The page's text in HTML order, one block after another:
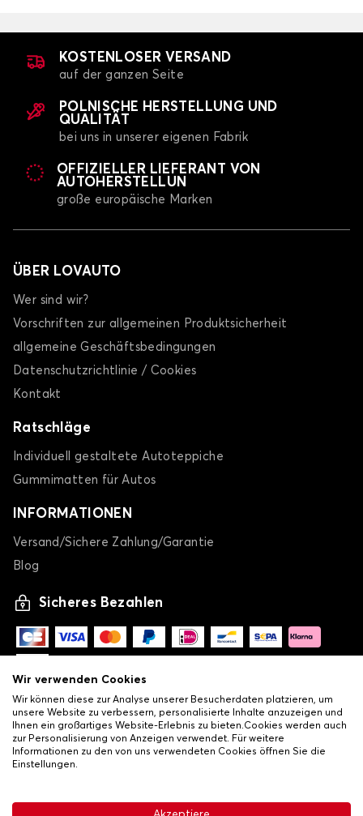
KOSTENLOSER VERSAND
auf der ganzen Seite
POLNISCHE HERSTELLUNG UND
QUALITÄT
bei uns in unserer eigenen Fabrik
OFFIZIELLER LIEFERANT VON
AUTOHERSTELLUN
große europäische Marken
ÜBER LOVAUTO
Wer sind wir?
Vorschriften zur allgemeinen Produktsicherheit
allgemeine Geschäftsbedingungen
Datenschutzrichtlinie / Cookies
Kontakt
Ratschläge
Individuell gestaltete Autoteppiche
Gummimatten für Autos
INFORMATIONEN
Versand/Sichere Zahlung/Garantie
Blog
Sicheres Bezahlen
Allgemeine Verkaufsbedingungen•
Wir verwenden Cookies
Wir können diese zur Analyse unserer Besucherdaten platzieren, um
unsere Website zu verbessern, personalisierte Inhalte anzuzeigen und
Ihnen ein großartiges Website-Erlebnis zu bieten.Cookies werden auch
zur Personalisierung von Anzeigen verwendet. Für weitere
Informationen zu den von uns verwendeten Cookies öffnen Sie die
Einstellungen.